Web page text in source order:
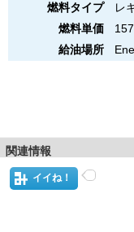
燃料タイプ
レ
燃料単価
給油場所
関連情報
イイね！